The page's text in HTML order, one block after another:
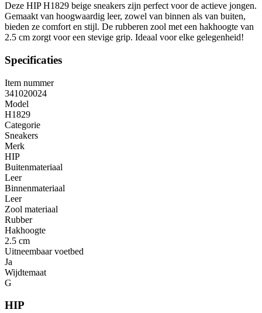
Deze HIP H1829 beige sneakers zijn perfect voor de actieve jongen.
Gemaakt van hoogwaardig leer, zowel van binnen als van buiten,
bieden ze comfort en stijl. De rubberen zool met een hakhoogte van
2.5 cm zorgt voor een stevige grip. Ideaal voor elke gelegenheid!
Specificaties
Item nummer
341020024
Model
H1829
Categorie
Sneakers
Merk
HIP
Buitenmateriaal
Leer
Binnenmateriaal
Leer
Zool materiaal
Rubber
Hakhoogte
2.5 cm
Uitneembaar voetbed
Ja
Wijdtemaat
G
HIP